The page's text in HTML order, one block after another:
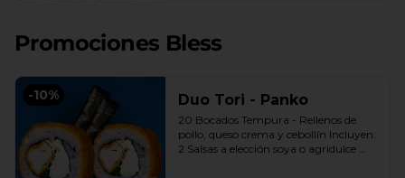
Promociones Bless
-10% Duo Tori - Panko
20 Bocados Tempura - Rellenos de
pollo, queso crema y cebollín Incluyen:
2 Salsas a elección soya o agridulce